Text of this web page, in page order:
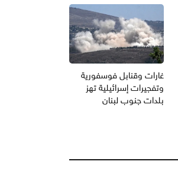
غارات وقنابل فوسفورية
وتفجيرات إسرائيلية تهز
بلدات جنوب لبنان